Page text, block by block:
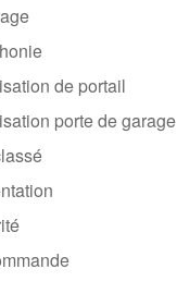
de portail
porte de garage